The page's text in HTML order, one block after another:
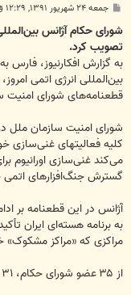
ت
جمعه ۲۴ شهریور ۱۳۹۱, ۱۲:۲۹ ق.ظ
شورای حکام آژانس
تصویب کرد.
به گزارش افکارنیوز، فارس
بین‌المللی انرژی اتمی
قطعنامه‌های شورای
شورای امنیت سازمان ملل
کلیه فعالیتهای غنی‌سازی
می‌کند غنی‌سازی اورانیوم
گسترش جنگ‌افزارهای
آژانس در این قطعنامه بر
به برنامه هسته‌ای ایران
مراکزی که «مراکز
از ۳۵ عضو شورای حکام، ۳۱ عضو به این قطعنامه رأی مثبت دادند.